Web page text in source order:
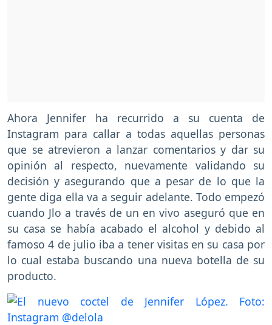
Ahora Jennifer ha recurrido a su cuenta de
Instagram para callar a todas aquellas personas
que se atrevieron a lanzar comentarios y dar su
opinión al respecto, nuevamente validando su
decisión y asegurando que a pesar de lo que la
gente diga ella va a seguir adelante. Todo empezó
cuando Jlo a través de un en vivo aseguró que en
su casa se había acabado el alcohol y debido al
famoso 4 de julio iba a tener visitas en su casa por
lo cual estaba buscando una nueva botella de su
producto.